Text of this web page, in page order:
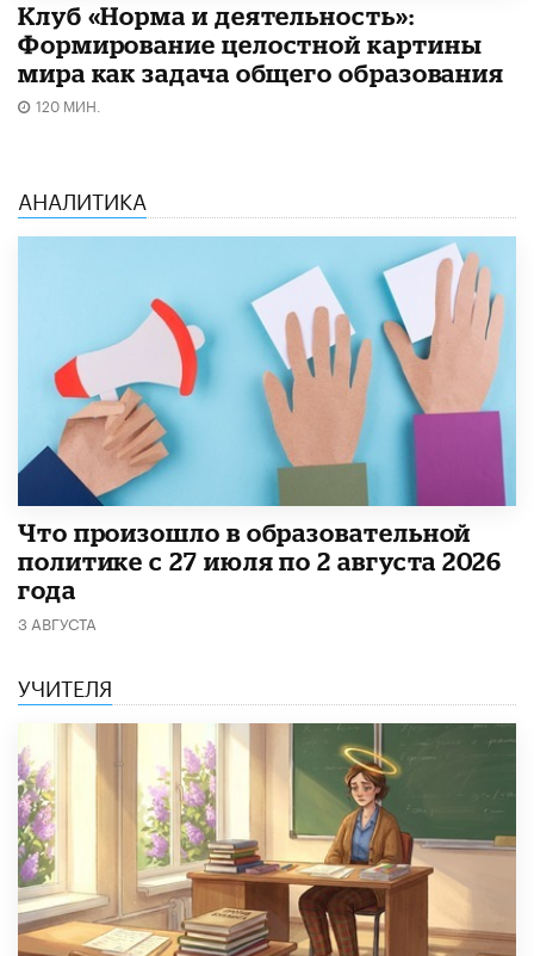
Клуб «Норма и деятельность»:
Формирование целостной картины
мира как задача общего образования
120 МИН.
АНАЛИТИКА
​Что произошло в образовательной
политике с 27 июля по 2 августа 2026
года
3 АВГУСТА
УЧИТЕЛЯ